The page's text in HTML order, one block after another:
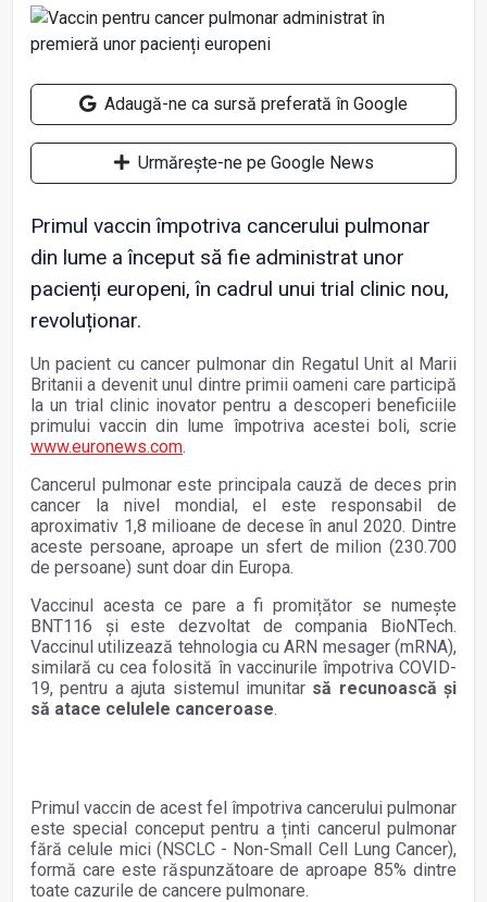
Adaugă-ne ca sursă preferată în Google
Urmărește-ne pe Google News
Primul vaccin împotriva cancerului pulmonar
din lume a început să fie administrat unor
pacienți europeni, în cadrul unui trial clinic nou,
revoluționar.
Un pacient cu cancer pulmonar din Regatul Unit al Marii
Britanii a devenit unul dintre primii oameni care participă
la un trial clinic inovator pentru a descoperi beneficiile
primului vaccin din lume împotriva acestei boli, scrie
www.euronews.com.
Cancerul pulmonar este principala cauză de deces prin
cancer la nivel mondial, el este responsabil de
aproximativ 1,8 milioane de decese în anul 2020. Dintre
aceste persoane, aproape un sfert de milion (230.700
de persoane) sunt doar din Europa.
Vaccinul acesta ce pare a fi promițător se numește
BNT116 și este dezvoltat de compania BioNTech.
Vaccinul utilizează tehnologia cu ARN mesager (mRNA),
similară cu cea folosită în vaccinurile împotriva COVID-
19, pentru a ajuta sistemul imunitar să recunoască și
să atace celulele canceroase.
Primul vaccin de acest fel împotriva cancerului pulmonar
este special conceput pentru a ținti cancerul pulmonar
fără celule mici (NSCLC - Non-Small Cell Lung Cancer),
formă care este răspunzătoare de aproape 85% dintre
toate cazurile de cancere pulmonare.